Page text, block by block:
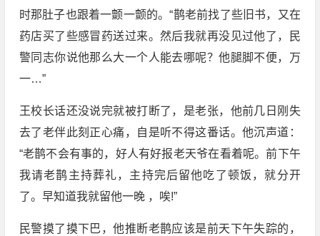
时那肚子也跟着一颤一颤的。“鹊老前找了些旧书，又在
药店买了些感冒药送过来。然后我就再没见过他了，民
警同志你说他那么大一个人能去哪呢？他腿脚不便，万
一…”
王校长话还没说完就被打断了，是老张，他前几日刚失
去了老伴此刻正心痛，自是听不得这番话。他沉声道：
“老鹊不会有事的，好人有好报老天爷在看着呢。前下午
我请老鹊主持葬礼，主持完后留他吃了顿饭，就分开
了。早知道我就留他一晚 ，唉!”
民警摸了摸下巴，他推断老鹊应该是前天下午失踪的，